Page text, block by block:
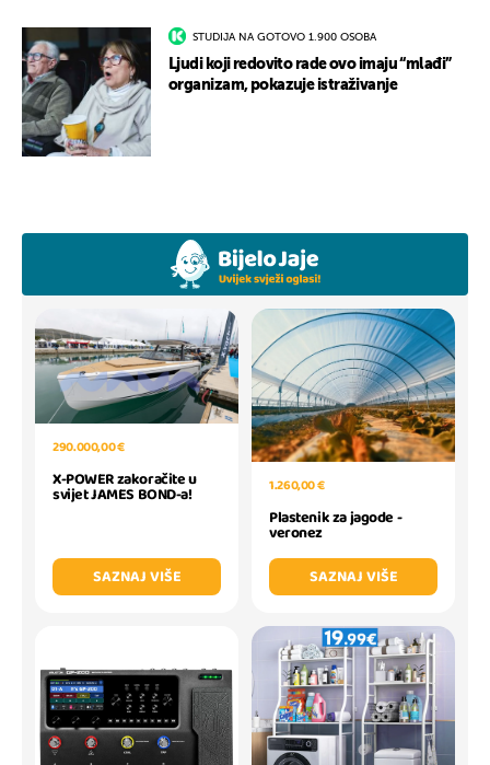
STUDIJA NA GOTOVO 1.900 OSOBA
Ljudi koji redovito rade ovo imaju “mlađi”
organizam, pokazuje istraživanje
290.000,00 €
X-POWER zakoračite u
svijet JAMES BOND-a!
SAZNAJ VIŠE
1.260,00 €
Plastenik za jagode -
veronez
SAZNAJ VIŠE